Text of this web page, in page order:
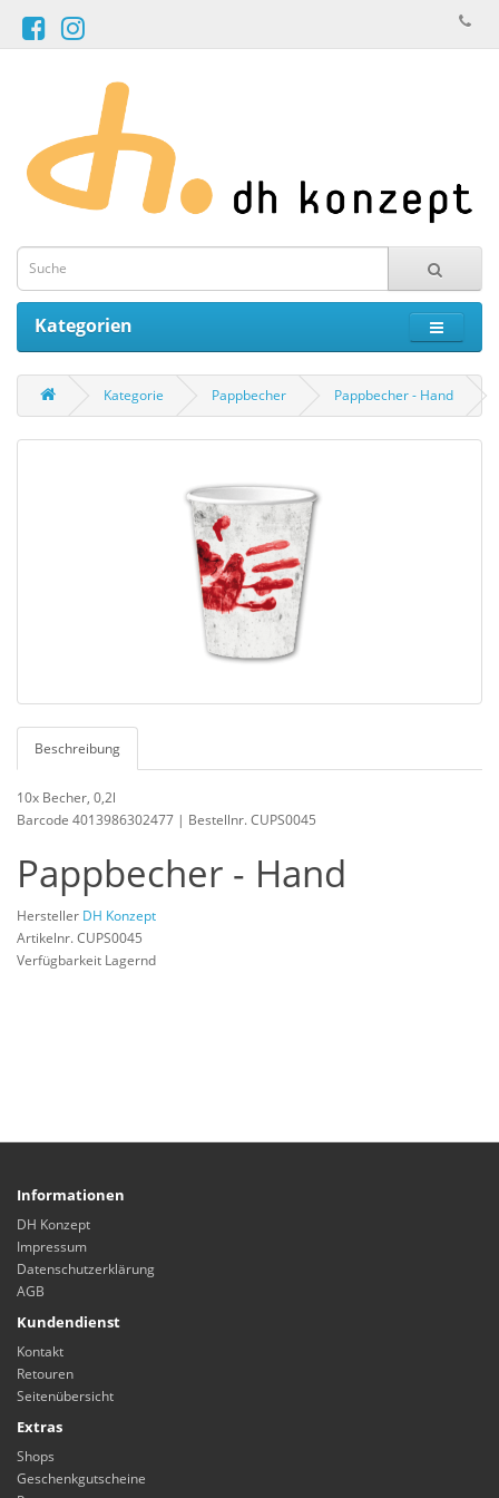
Kategorien
Kategorie Pappbecher Pappbecher - Hand
Beschreibung
10x Becher, 0,2l
Barcode 4013986302477 | Bestellnr. CUPS0045
Pappbecher - Hand
Hersteller DH Konzept
Artikelnr. CUPS0045
Verfügbarkeit Lagernd
Informationen
DH Konzept
Impressum
Datenschutzerklärung
AGB
Kundendienst
Kontakt
Retouren
Seitenübersicht
Extras
Shops
Geschenkgutscheine